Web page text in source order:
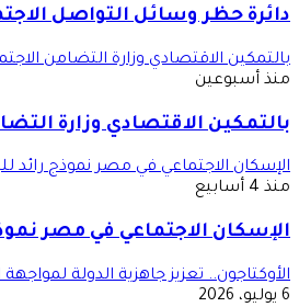
دائرة حظر وسائل التواصل
بالتمكين الاقتصادي وزارة التضامن
منذ أسبوعين
بالتمكين الاقتصادي وزارة
الإسكان الاجتماعي في مصر نموذج رائد
منذ 4 أسابيع
الإسكان الاجتماعي في مصر
الأوكتاجون.. تعزيز جاهزية الدولة
6 يوليو، 2026